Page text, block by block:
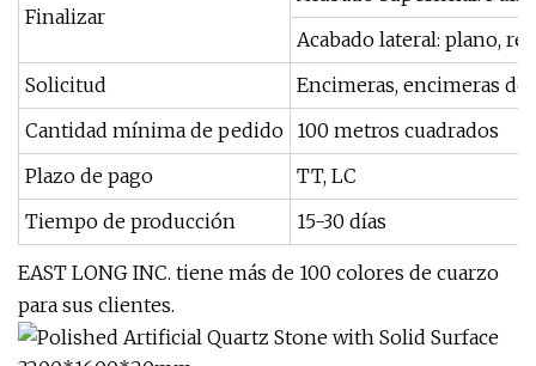
Finalizar
Acabado lateral: plano,
Solicitud
Encimeras, encimeras de
Cantidad mínima de pedido 100 metros cuadrados
Plazo de pago
TT, LC
Tiempo de producción
15-30 días
EAST LONG INC. tiene más de 100 colores de cuarzo
para sus clientes.